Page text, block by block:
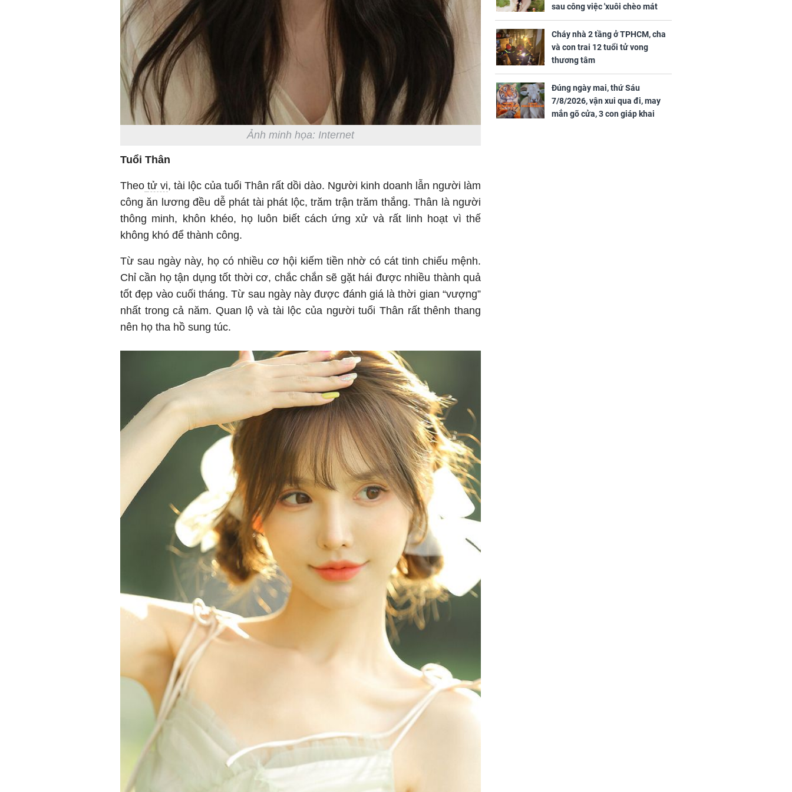
Ảnh minh họa: Internet
Tuổi Thân
Theo tử vi, tài lộc của tuổi Thân rất dồi dào. Người kinh doanh lẫn người làm
công ăn lương đều dễ phát tài phát lộc, trăm trận trăm thắng. Thân là người
thông minh, khôn khéo, họ luôn biết cách ứng xử và rất linh hoạt vì thế
không khó để thành công.
Từ sau ngày này, họ có nhiều cơ hội kiếm tiền nhờ có cát tinh chiếu mệnh.
Chỉ cần họ tận dụng tốt thời cơ, chắc chắn sẽ gặt hái được nhiều thành quả
tốt đẹp vào cuối tháng. Từ sau ngày này được đánh giá là thời gian “vượng”
nhất trong cả năm. Quan lộ và tài lộc của người tuổi Thân rất thênh thang
nên họ tha hồ sung túc.
sau công việc 'xuôi chèo mát
mái', tiền tài 'thu về như nước',
tình duyên viên mãn
Cháy nhà 2 tầng ở TPHCM, cha
và con trai 12 tuổi tử vong
thương tâm
Đúng ngày mai, thứ Sáu
7/8/2026, vận xui qua đi, may
mắn gõ cửa, 3 con giáp khai